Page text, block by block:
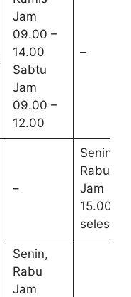
Jam
09.00 –
14.00
Sabtu
Jam
09.00 –
12.00
–
–
Senin,
Rabu
Jam
15.00 –
selesai
Senin,
Rabu
Jam